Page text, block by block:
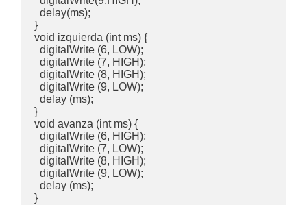
  delay(ms);
}
void izquierda (int ms) {
  digitalWrite (6, LOW);
  digitalWrite (7, HIGH);
  digitalWrite (8, HIGH);
  digitalWrite (9, LOW);
  delay (ms);
}
void avanza (int ms) {
  digitalWrite (6, HIGH);
  digitalWrite (7, LOW);
  digitalWrite (8, HIGH);
  digitalWrite (9, LOW);
  delay (ms);
}